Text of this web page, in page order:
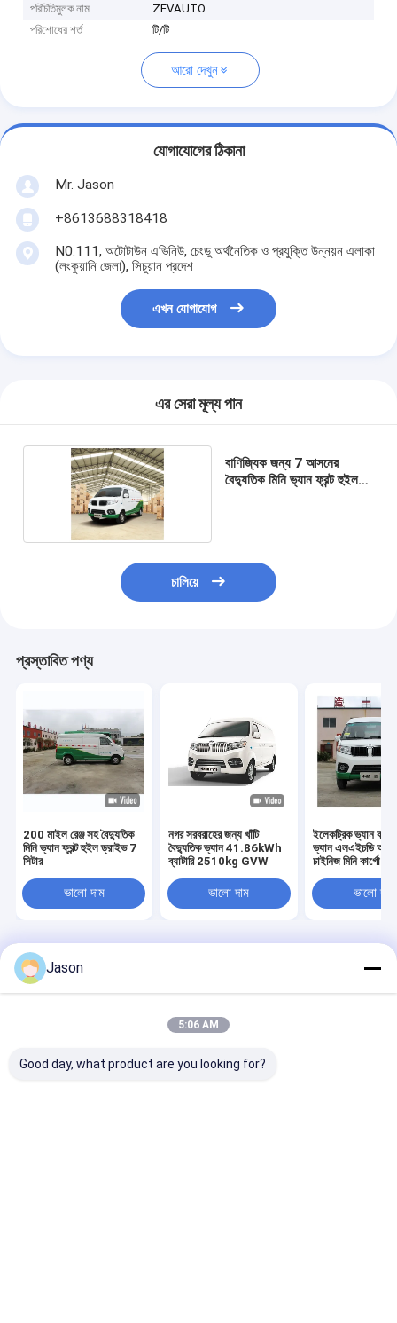
পরিচিতিমুলক নাম
ZEVAUTO
পরিশোধের শর্ত
টি/টি
আরো দেখুন
যোগাযোগের ঠিকানা
Mr. Jason
+8613688318418
N0.111, অটোটাউন এভিনিউ, চেংডু অর্থনৈতিক ও প্রযুক্তি উন্নয়ন এলাকা
(লংকুয়ানি জেলা), সিচুয়ান প্রদেশ
এখন যোগাযোগ
এর সেরা মূল্য পান
বাণিজ্যিক জন্য 7 আসনের
বৈদ্যুতিক মিনি ভ্যান ফ্রন্ট হুইল
চালিয়ে
প্রস্তাবিত পণ্য
200 মাইল রেঞ্জ সহ বৈদ্যুতিক
মিনি ভ্যান ফ্রন্ট হুইল ড্রাইভ 7
সিটার
ভালো দাম
নগর সরবরাহের জন্য খাঁটি
বৈদ্যুতিক ভ্যান 41.86kWh
ব্যাটারি 2510kg GVW
ভালো দাম
ইলেকট্রিক ভ্যান কার্গো
ভ্যান এলএইচডি
চাইনিজ মিনি কার্গো
ভালো দাম
সাইট ম্যাপ
গোপনীয়তা নীতি
চীন কারখানা.Copyright © 2026 Zhongzhi First Bus Chengdu
Co., Ltd.. All Rights Reserved.
Jason
5:06 AM
Good day, what product are you looking for?